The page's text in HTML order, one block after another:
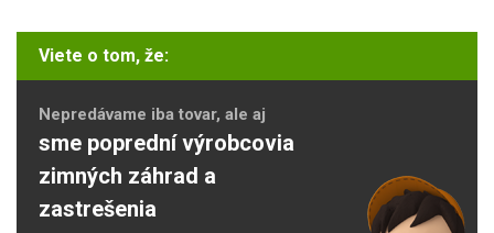
Viete o tom, že:
Nepredávame iba tovar, ale aj
sme poprední výrobcovia
zimných záhrad a
zastrešenia